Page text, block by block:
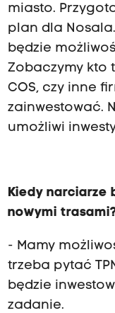
miasto.
plan dla
będzie
Zobaczymy kto
COS, czy inne
zainwestować.
umożliwi
Kiedy narciarze
nowymi
- Mamy
trzeba pytać
będzie
zadanie.